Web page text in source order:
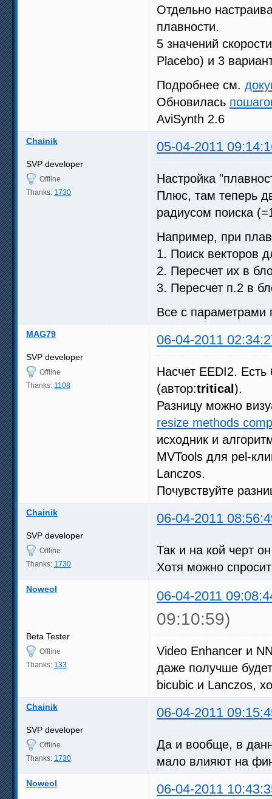
Отдельно
плавности.
5 значений
Placebo) и 3
Подробнее см.
Обновилась
AviSynth 2.6
Chainik 05-04-2011
SVP developer
Offline
Thanks: 1730
Настройка
Плюс, там теперь
радиусом поиска
Например, при
1. Поиск векторов
2. Пересчет их в
3. Пересчет п.2 в
Все с параметрами
MAG79 06-04-2011
SVP developer
Offline
Thanks: 1108
Насчет EEDI2.
(автор:tritical ).
Разницу можно
resize methods
исходник и
MVTools для pel-
Lanczos.
Почувствуйте
Chainik 06-04-2011
SVP developer
Offline
Thanks: 1730
Так и на кой черт
Хотя можно
Noweol 06-04-2011
09:10:59)
Beta Tester
Offline
Thanks: 133
Video Enhancer и
даже получше
bicubic и Lanczos,
Chainik 06-04-2011
SVP developer
Offline
Thanks: 1730
Да и вообще, в
мало влияют на
Noweol 06-04-2011